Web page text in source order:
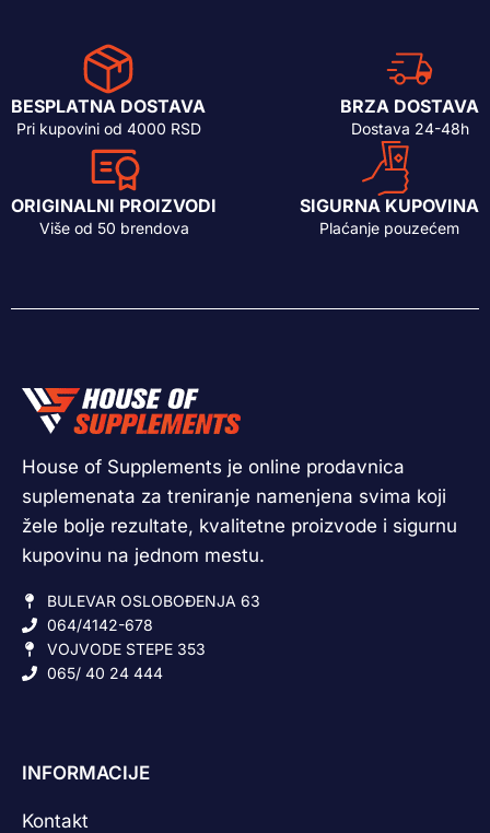
BESPLATNA DOSTAVA
Pri kupovini od 4000 RSD
BRZA DOSTAVA
Dostava 24-48h
ORIGINALNI PROIZVODI
Više od 50 brendova
SIGURNA KUPOVINA
Plaćanje pouzećem
House of Supplements je online prodavnica
suplemenata za treniranje namenjena svima koji
žele bolje rezultate, kvalitetne proizvode i sigurnu
kupovinu na jednom mestu.
BULEVAR OSLOBOĐENJA 63
064/4142-678
VOJVODE STEPE 353
065/ 40 24 444
INFORMACIJE
Kontakt